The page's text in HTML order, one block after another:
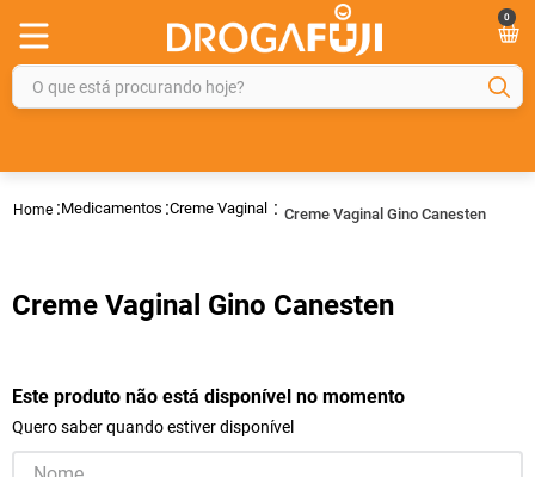
0
O que está procurando hoje?
Medicamentos Creme Vaginal Creme Vaginal Gino Canesten
Creme Vaginal Gino Canesten
Este produto não está disponível no momento
Quero saber quando estiver disponível
4º
rosuvastatina 20mg
6º
shampoo
7º
dipirona